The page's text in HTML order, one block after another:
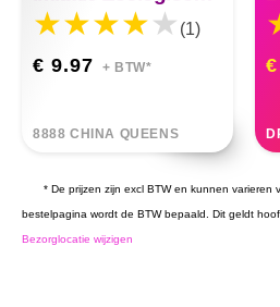
(1)
€ 9.97 + BTW*
8888 CHINA QUEENS
* De prijzen zijn excl BTW en kunnen varieren
bestelpagina wordt de BTW bepaald. Dit geldt
Bezorglocatie wijzigen